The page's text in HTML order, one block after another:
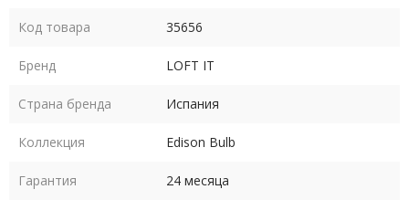
Код товара 35656
Бренд LOFT IT
Страна бренда Испания
Коллекция Edison Bulb
Гарантия 24 месяца